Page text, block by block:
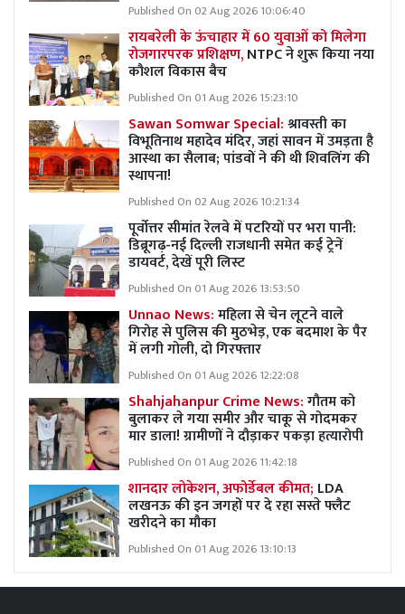
Published On 02 Aug 2026 10:06:40
रायबरेली के ऊंचाहार में 60 युवाओं को मिलेगा
रोजगारपरक प्रशिक्षण,NTPC ने शुरू किया नया
कौशल विकास बैच
Published On 01 Aug 2026 15:23:10
Sawan Somwar Special:श्रावस्ती का
विभूतिनाथ महादेव मंदिर, जहां सावन में उमड़ता है
आस्था का सैलाब; पांडवों ने की थी शिवलिंग की
स्थापना!
Published On 02 Aug 2026 10:21:34
पूर्वोत्तर सीमांत रेलवे में पटरियों पर भरा पानी:
डिब्रूगढ़-नई दिल्ली राजधानी समेत कई ट्रेनें
डायवर्ट, देखें पूरी लिस्ट
Published On 01 Aug 2026 13:53:50
Unnao News:महिला से चेन लूटने वाले
गिरोह से पुलिस की मुठभेड़, एक बदमाश के पैर
में लगी गोली, दो गिरफ्तार
Published On 01 Aug 2026 12:22:08
Shahjahanpur Crime News:गौतम को
बुलाकर ले गया समीर और चाकू से गोदमकर
मार डाला! ग्रामीणों ने दौड़ाकर पकड़ा हत्यारोपी
Published On 01 Aug 2026 11:42:18
शानदार लोकेशन, अफोर्डेबल कीमत; LDA
लखनऊ की इन जगहों पर दे रहा सस्ते फ्लैट
खरीदने का मौका
Published On 01 Aug 2026 13:10:13